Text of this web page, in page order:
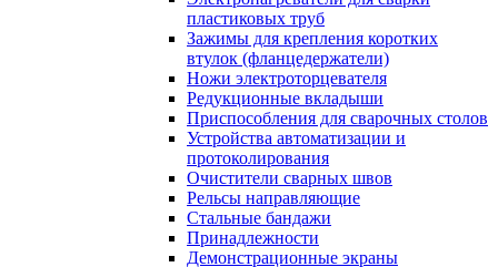
пластиковых труб
Зажимы для крепления коротких
втулок (фланцедержатели)
Ножи электроторцевателя
Редукционные вкладыши
Приспособления для сварочных столов
Устройства автоматизации и
протоколирования
Очистители сварных швов
Рельсы направляющие
Стальные бандажи
Принадлежности
Демонстрационные экраны